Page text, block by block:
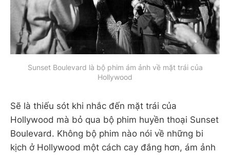
Sunset Boulevard là bộ phim ám ảnh về mặt trái của
Hollywood
Sẽ là thiếu sót khi nhắc đến mặt trái của
Hollywood mà bỏ qua bộ phim huyền thoại Sunset
Boulevard. Không bộ phim nào nói về những bi
kịch ở Hollywood một cách cay đắng hơn, ám ảnh